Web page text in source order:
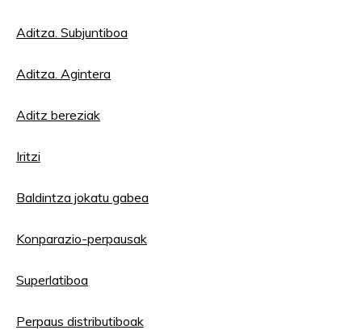
Aditza. Subjuntiboa
Aditza. Agintera
Aditz bereziak
Iritzi
Baldintza jokatu gabea
Konparazio-perpausak
Superlatiboa
Perpaus distributiboak